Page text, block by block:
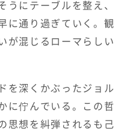
うにテーブルを整え、
に通り過ぎていく。観
が混じるローマらしい
を深くかぶったジョル
に佇んでいる。この哲
思想を糾弾されるも己